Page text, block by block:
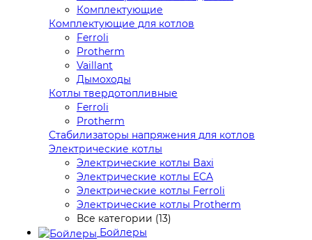
Комплектующие
Комплектующие для котлов
Ferroli
Protherm
Vaillant
Дымоходы
Котлы твердотопливные
Ferroli
Protherm
Стабилизаторы напряжения для котлов
Электрические котлы
Электрические котлы Baxi
Электрические котлы ECA
Электрические котлы Ferroli
Электрические котлы Protherm
Все категории (13)
Бойлеры